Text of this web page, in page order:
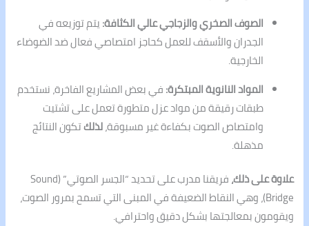
الصوف الصخري والزجاجي عالي الكثافة:يتم توزيعه في
الجدران والأسقف للعمل كحاجز امتصاصي فعال ضد الضوضاء
الخارجية.
المواد النانوية المبتكرة:في بعض المشاريع الفاخرة، نستخدم
طبقات رقيقة من مواد عزل متطورة تعمل على تشتيت
وامتصاص الصوت بكفاءة غير مسبوقة،لذلكتكون النتائج
مذهلة.
علاوة على ذلك،
فريقنا مدرب على تحديد “الجسر الصوتي” (Sound
Bridge)، وهي النقاط الضعيفة في المبنى التي تسمح بمرور الصوت،
ويقومون بمعالجتها بشكل دقيق واحترافي.